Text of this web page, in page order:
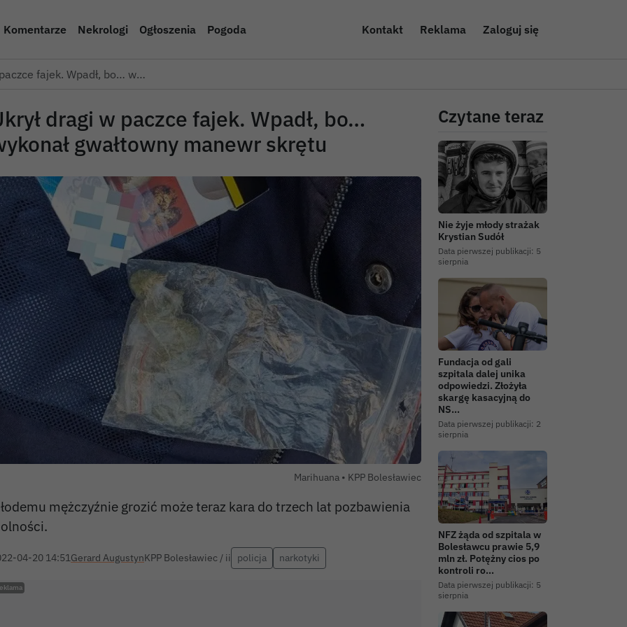
Komentarze Nekrologi Ogłoszenia Pogoda Kontakt Reklama Zaloguj się
fajek. Wpadł, bo… w…
dragi w paczce fajek. Wpadł, bo…
gwałtowny manewr skrętu
Marihuana • Autor zdjęcia:
KPP Bolesławiec
mężczyźnie grozić może teraz kara do trzech lat pozbawienia
04-20 14:51Gerard AugustynKPP Bolesławiec / ii policja narkotyki
Czytane teraz
Nie żyje młody strażak
Krystian Sudół
Data pierwszej publikacji: 5
sierpnia
Fundacja od gali
szpitala dalej unika
odpowiedzi. Złożyła
skargę kasacyjną do
NS…
Data pierwszej publikacji: 2
sierpnia
NFZ żąda od szpitala w
Bolesławcu prawie 5,9
mln zł. Potężny cios po
kontroli ro…
Data pierwszej publikacji: 5
sierpnia